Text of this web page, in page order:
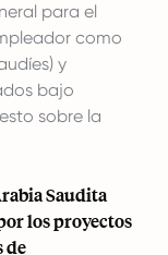
para el
como
y
bajo
sobre la
Saudita
los proyectos
de